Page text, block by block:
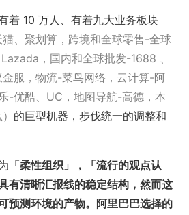
着 10 万人、有着九大业务板块
猫、聚划算，跨境和全球零售-全球
，国内和全球批发-1688 、
服，物流-菜鸟网络，云计算-阿
-优酷、UC，地图导航-高德，本
的巨型机器，步伐统一的调整和
「柔性组织」，「流行的观点认
有清晰汇报线的稳定结构，然而这
预测环境的产物。阿里巴巴选择的